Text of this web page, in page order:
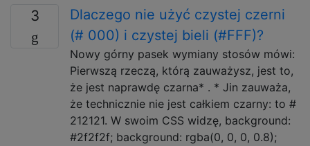
3
Dlaczego nie użyć czystej czerni
(# 000) i czystej bieli (#FFF)?
Nowy górny pasek wymiany stosów mówi:
Pierwszą rzeczą, którą zauważysz, jest to,
że jest naprawdę czarna* . * Jin zauważa,
że ​​technicznie nie jest całkiem czarny: to #
212121. W swoim CSS widzę, background:
#2f2f2f; background: rgba(0, 0, 0, 0.8);